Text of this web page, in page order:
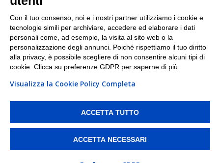
I nostri punti di ritiro e spedizione pacchi nelle
maggiori città italiane
Torino|Milano|Roma|Bologna|Firenze| Genova
Napoli|Varese
PI/CF/N°Iscr.: 10821360012 | REA: RM 1494760 | Cap.Soc.: 50.000€ |
Whistleblowing|Privacy |Preferenze Cookies
ritirare i tuoi acquisti online e spedire i tuoi pacchi.
Con il tuo consenso, noi e i nostri partner utilizziamo i cookie e
tecnologie simili per archiviare, accedere ed elaborare i dati
personali come, ad esempio, la visita al sito web o la
personalizzazione degli annunci. Poiché rispettiamo il tuo diritto
alla privacy, è possibile scegliere di non consentire alcuni tipi di
cookie. Clicca su preferenze GDPR per saperne di più.
Visualizza la Cookie Policy Completa
ACCETTA TUTTO
ACCETTA NECESSARI